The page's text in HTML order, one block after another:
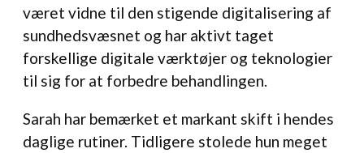
været vidne til den stigende digitalisering af
sundhedsvæsnet og har aktivt taget
forskellige digitale værktøjer og teknologier
til sig for at forbedre behandlingen.
Sarah har bemærket et markant skift i hendes
daglige rutiner. Tidligere stolede hun meget